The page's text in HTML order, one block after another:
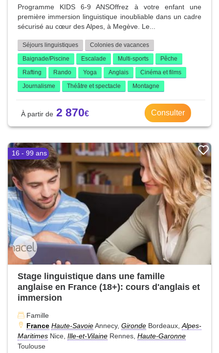
Programme KIDS 6-9 ANSOffrez à votre enfant une
première immersion linguistique inoubliable dans un cadre
sécurisé au cœur des Alpes, à Megève. Le...
Séjours linguistiques
Colonies de vacances
Baignade/Piscine
Escalade Multi-sports
Pêche
Rafting
Rando Yoga Anglais
Cinéma et films
Journalisme
Théâtre et spectacle Montagne
2 870 Consulter
16 - 99 ans
Stage linguistique dans une famille
anglaise en France (18+): cours d'anglais et
immersion
Famille
France Haute-SavoieAnnecy, Gironde Bordeaux, Alpes-
Maritimes Nice, Ille-et-Vilaine Rennes, Haute-Garonne
Toulouse